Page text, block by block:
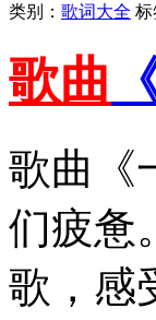
类别： 歌词大全 标
歌曲
歌曲《
们疲惫
歌，感